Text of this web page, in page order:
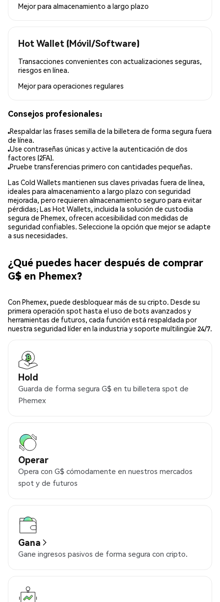
Mejor para almacenamiento a largo plazo
Hot Wallet (Móvil/Software)
Transacciones convenientes con actualizaciones seguras,
riesgos en línea.
Mejor para operaciones regulares
Consejos profesionales:
Respaldar las frases semilla de la billetera de forma segura fuera
de línea.
Use contraseñas únicas y active la autenticación de dos
factores (2FA).
Pruebe transferencias primero con cantidades pequeñas.
Las Cold Wallets mantienen sus claves privadas fuera de línea,
ideales para almacenamiento a largo plazo con seguridad
mejorada, pero requieren almacenamiento seguro para evitar
pérdidas; Las Hot Wallets, incluida la solución de custodia
segura de Phemex, ofrecen accesibilidad con medidas de
seguridad confiables. Seleccione la opción que mejor se adapte
a sus necesidades.
¿Qué puedes hacer después de comprar
G$ en Phemex?
Con Phemex, puede desbloquear más de su cripto. Desde su
primera operación spot hasta el uso de bots avanzados y
herramientas de futuros, cada función está respaldada por
nuestra seguridad líder en la industria y soporte multilingüe 24/7.
Hold
Guarda de forma segura G$ en tu billetera spot de
Phemex
Operar
Opera con G$ cómodamente en nuestros mercados
spot y de futuros
Gana
Gane ingresos pasivos de forma segura con cripto.